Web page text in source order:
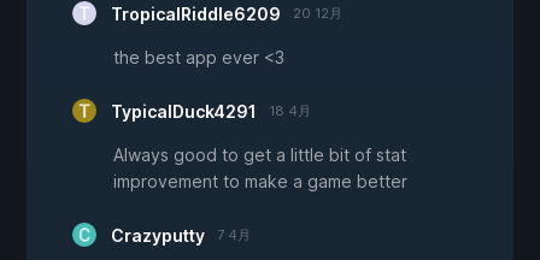
TropicalRiddle6209 20 12月
the best app ever <3
TypicalDuck4291 18 4月
Always good to get a little bit of stat
improvement to make a game better
Crazyputty 7 4月